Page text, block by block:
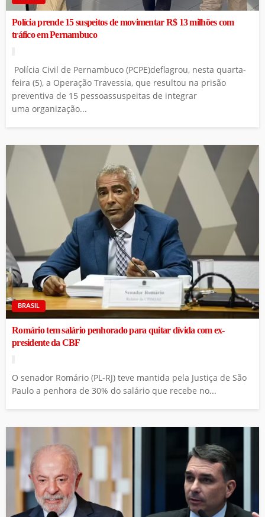
Polícia prende 15 suspeitos de movimentar R$ 13 milhões com
tráfico em Pernambuco
Polícia Civil de Pernambuco (PCPE)deflagrou, nesta quarta-
feira (5), a Operação Travessia, que resultou na prisão
preventiva de 15 pessoassuspeitas de integrar
uma organização...
BRASIL
Romário tem salário penhorado para quitar dívida com ex-
presidente da CBF
O senador Romário (PL-RJ) teve mantida pela Justiça de São
Paulo a penhora de 30% do salário que recebe no...